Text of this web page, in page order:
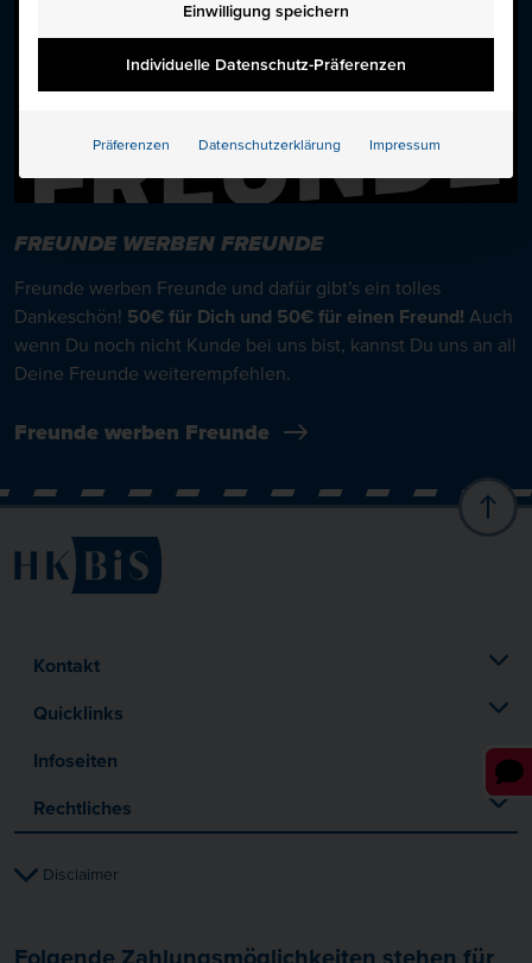
Einwilligung speichern
Individuelle Datenschutz-Präferenzen
Präferenzen Datenschutzerklärung Impressum
FREUNDE WERBEN FREUNDE
Freunde werben Freunde und dafür gibt’s ein tolles
Dankeschön! 50€ für Dich und 50€ für einen Freund! Auch
wenn Du noch nicht Kunde bei uns bist, kannst Du uns an all
Deine Freunde weiterempfehlen.
Freunde werben Freunde
Kontakt
Quicklinks
Infoseiten
Rechtliches
Disclaimer
Folgende Zahlungsmöglichkeiten stehen für